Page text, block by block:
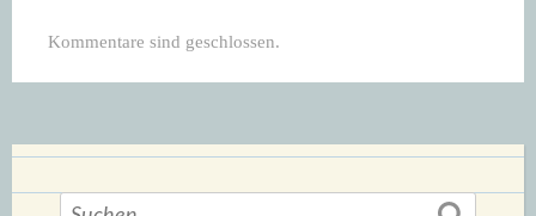
Kommentare sind geschlossen.
Suchen